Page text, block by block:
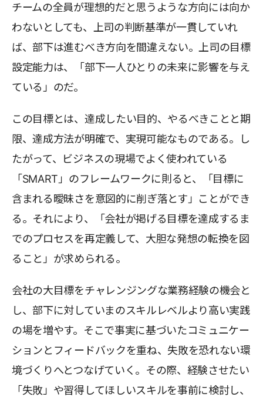
チームの全員が理想的だと思うような方向には向か
わないとしても、上司の判断基準が一貫していれ
ば、部下は進むべき方向を間違えない。上司の目標
設定能力は、「部下一人ひとりの未来に影響を与え
ている」のだ。
この目標とは、達成したい目的、やるべきことと期
限、達成方法が明確で、実現可能なものである。し
たがって、ビジネスの現場でよく使われている
「SMART」のフレームワークに則ると、「目標に
含まれる曖昧さを意図的に削ぎ落とす」ことができ
る。それにより、「会社が掲げる目標を達成するま
でのプロセスを再定義して、大胆な発想の転換を図
ること」が求められる。
会社の大目標をチャレンジングな業務経験の機会と
し、部下に対していまのスキルレベルより高い実践
の場を増やす。そこで事実に基づいたコミュニケー
ションとフィードバックを重ね、失敗を恐れない環
境づくりへとつなげていく。その際、経験させたい
「失敗」や習得してほしいスキルを事前に検討し、